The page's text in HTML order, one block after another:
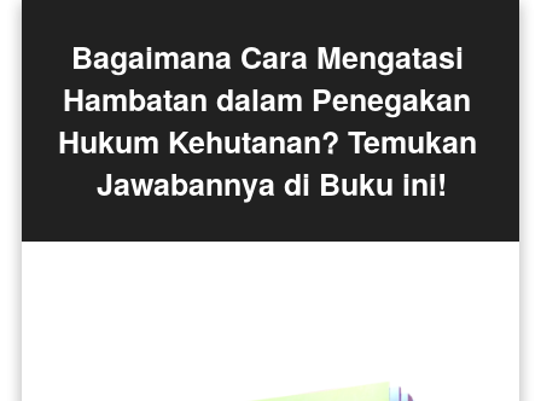
Bagaimana Cara Mengatasi
Hambatan dalam Penegakan
Hukum Kehutanan? Temukan
Jawabannya di Buku ini!